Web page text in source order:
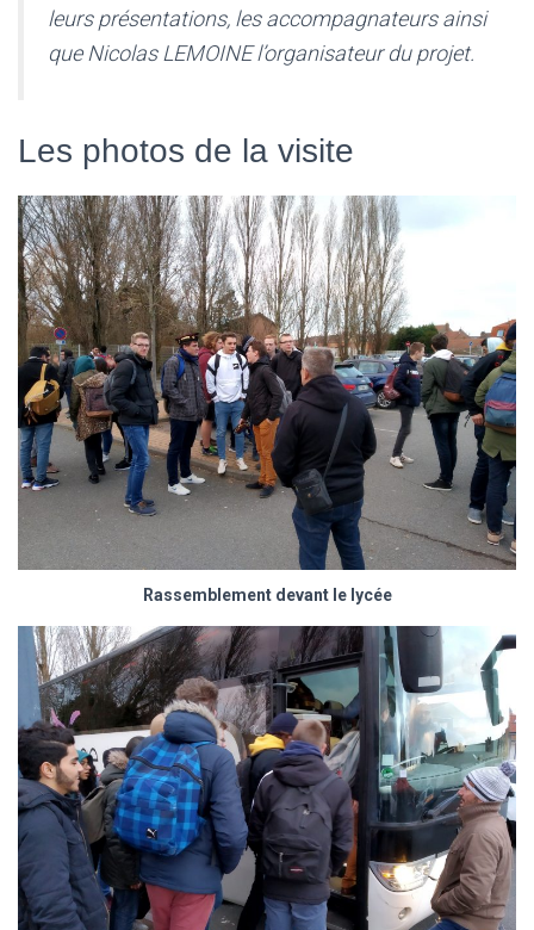
leurs présentations, les accompagnateurs ainsi
que Nicolas LEMOINE l’organisateur du projet.
Les photos de la visite
Rassemblement devant le lycée